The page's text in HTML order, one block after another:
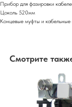
Прибор для фазировки
Цоколь 520мм
Концевые муфты и
Смотрите